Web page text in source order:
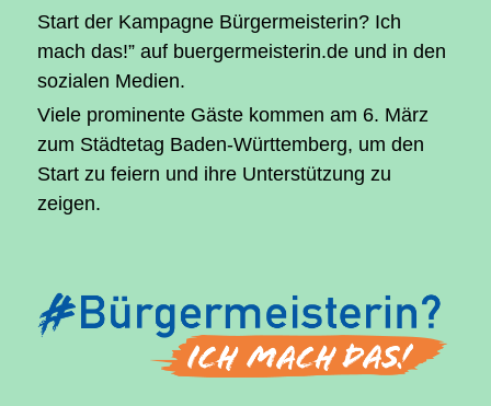
Start der Kampagne Bürgermeisterin? Ich
mach das!” auf buergermeisterin.de und in den
sozialen Medien.
Viele prominente Gäste kommen am 6. März
zum Städtetag Baden-Württemberg, um den
Start zu feiern und ihre Unterstützung zu
zeigen.